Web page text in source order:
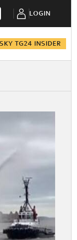
LOGIN
SKY TG24 INSIDER